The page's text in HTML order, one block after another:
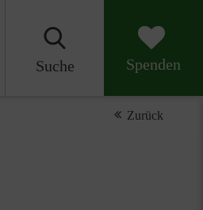
Suche Spenden
Zurück